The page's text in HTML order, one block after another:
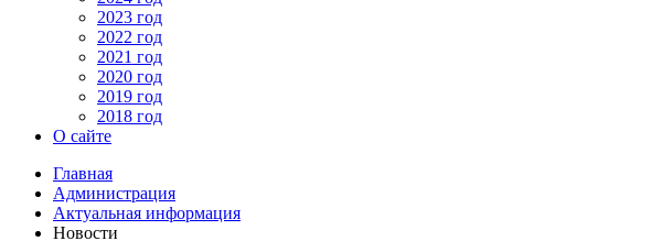
2023 год
2022 год
2021 год
2020 год
2019 год
2018 год
О сайте
Главная
Администрация
Актуальная информация
Новости